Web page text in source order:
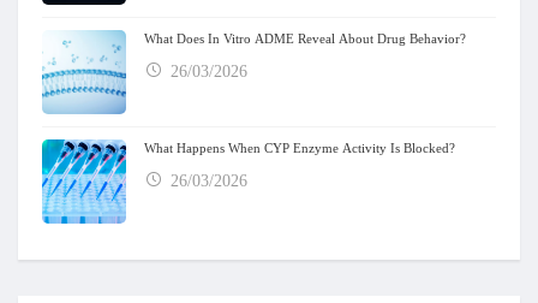
What Does In Vitro ADME Reveal About Drug Behavior?
26/03/2026
What Happens When CYP Enzyme Activity Is Blocked?
26/03/2026